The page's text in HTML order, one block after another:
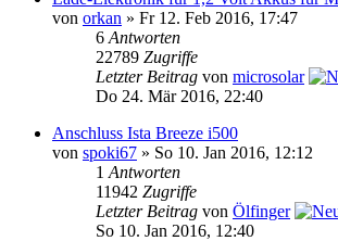
von orkan » Fr 12. Feb 2016, 17:47
6 Antworten
22789 Zugriffe
Letzter Beitrag von microsolar
Do 24. Mär 2016, 22:40
Anschluss Ista Breeze i500
von spoki67 » So 10. Jan 2016, 12:12
1 Antworten
11942 Zugriffe
Letzter Beitrag von Ölfinger
So 10. Jan 2016, 12:40